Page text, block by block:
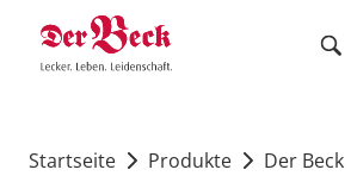
Startseite Produkte Der Beck